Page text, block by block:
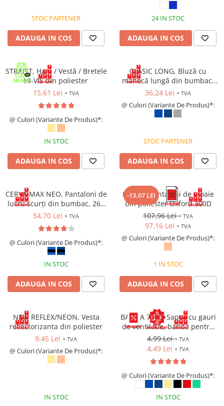
STOC PARTENER
ADAUGA IN COS
24 IN STOC
ADAUGA IN COS
STRAPIT, Ham / Vestă / Bretele
HI-VIS din poliester
15,61 Lei + TVA
@ Culori (Variante De Produs)*:
IN STOC
ADAUGA IN COS
CLASIC LONG, Bluză cu
mânecă lungă din bumbac,
150 g/mp
36,24 Lei + TVA
@ Culori (Variante De Produs)*:
STOC PARTENER
ADAUGA IN COS
CERVA MAX NEO, Pantaloni de
lucru scurți din bumbac, 260
g/mp
54,70 Lei + TVA
@ Culori (Variante De Produs)*:
IN STOC
ADAUGA IN COS
-13.07 LEI
HYDRA, Pantaloni de ploaie
din poliester Oxford 300D
107,96 Lei+ TVA
97,16 Lei + TVA
@ Culori (Variante De Produs)*:
1 IN STOC
ADAUGA IN COS
NEW REFLEX/NEON, Vesta
reflectorizanta din poliester
9,45 Lei + TVA
@ Culori (Variante De Produs)*:
IN STOC
BASICA 7000, Sapca cu gauri
de ventilatie, banda pentru
transpiratie si prindere cu
arici
4,99 Lei+ TVA
4,49 Lei + TVA
@ Culori (Variante De Produs)*:
IN STOC